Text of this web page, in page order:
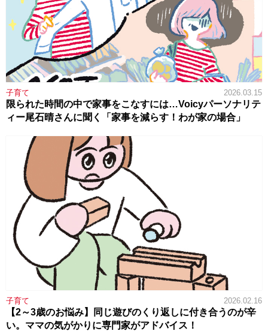
子育て 2026.03.15
限られた時間の中で家事をこなすには…Voicyパーソナリテ
ィー尾石晴さんに聞く「家事を減らす！わが家の場合」
子育て 2026.02.16
【2～3歳のお悩み】同じ遊びのくり返しに付き合うのが辛
い。ママの気がかりに専門家がアドバイス！